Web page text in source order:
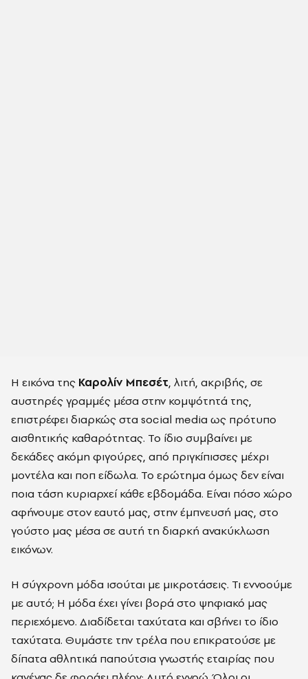
Η εικόνα της Καρολίν Μπεσέτ, λιτή, ακριβής, σε
αυστηρές γραμμές μέσα στην κομψότητά της,
επιστρέφει διαρκώς στα social media ως πρότυπο
αισθητικής καθαρότητας. Το ίδιο συμβαίνει με
δεκάδες ακόμη φιγούρες, από πριγκίπισσες μέχρι
μοντέλα και ποπ είδωλα. Το ερώτημα όμως δεν είναι
ποια τάση κυριαρχεί κάθε εβδομάδα. Είναι πόσο χώρο
αφήνουμε στον εαυτό μας, στην έμπνευσή μας, στο
γούστο μας μέσα σε αυτή τη διαρκή ανακύκλωση
εικόνων.
Η σύγχρονη μόδα ισούται με μικροτάσεις. Τι εννοούμε
με αυτό; Η μόδα έχει γίνει βορά στο ψηφιακό μας
περιεχόμενο. Διαδίδεται ταχύτατα και σβήνει το ίδιο
ταχύτατα. Θυμάστε την τρέλα που επικρατούσε με
δίπατα αθλητικά παπούτσια γνωστής εταιρίας που